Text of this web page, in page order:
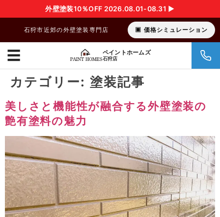
外壁塗装10％OFF 2026.08.01-08.31 ▶︎
石狩市近郊の外壁塗装専門店 価格シミュレーション
ペイントホームズ
石狩店
☰
カテゴリー: 塗装記事
美しさと機能性が融合する外壁塗装の
艶有塗料の魅力